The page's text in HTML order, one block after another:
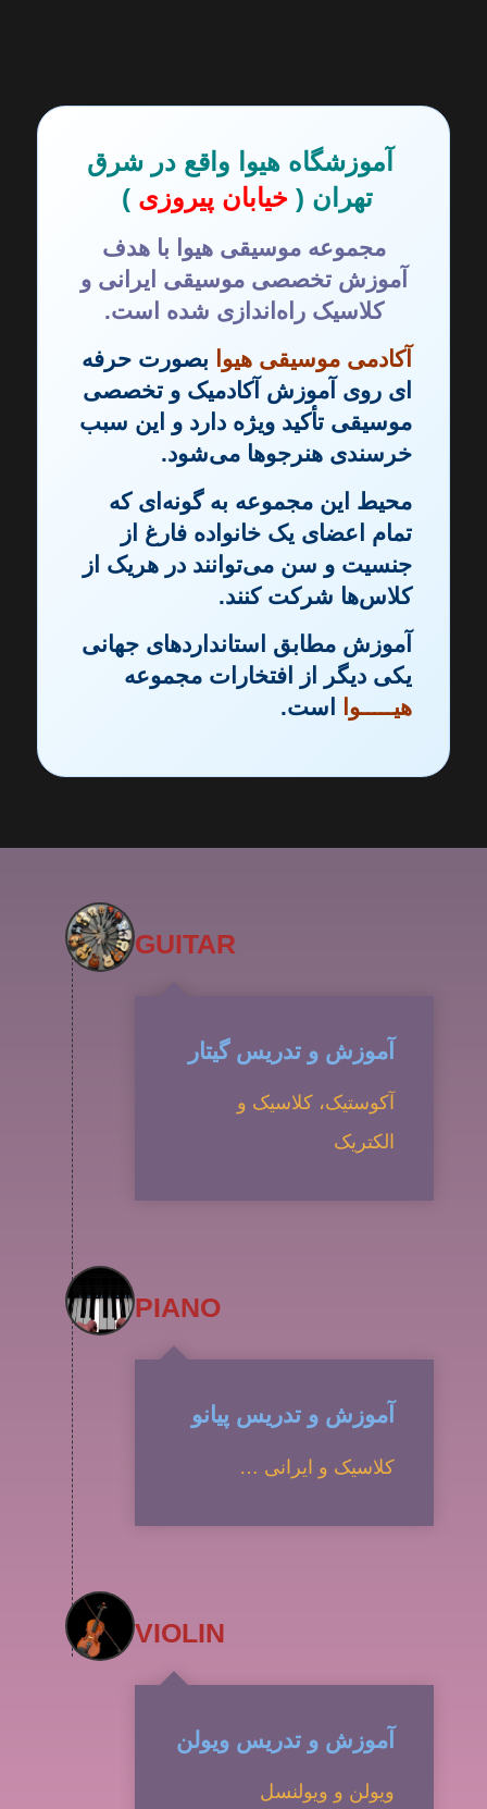
آموزشگاه هیوا واقع در شرق
تهران ( خیابان پیروزی )
مجموعه موسیقی هیوا با هدف
آموزش تخصصی موسیقی ایرانی و
کلاسیک راه‌اندازی شده است.
آکادمی موسیقی هیوا بصورت حرفه
ای روی آموزش آکادمیک و تخصصی
موسیقی تأکید ویژه دارد و این سبب
خرسندی هنرجوها می‌شود.
محیط این مجموعه به‌ گونه‌ای که
تمام اعضای یک خانواده فارغ از
جنسیت و سن می‌توانند در هریک از
کلاس‌ها شرکت کنند.
آموزش مطابق استانداردهای جهانی
یکی دیگر از افتخارات مجموعه
هیـــــوا
است.
GUITAR
آموزش و تدریس گیتار
آکوستیک، کلاسیک و
الکتریک
PIANO
آموزش و تدریس پیانو
کلاسیک و ایرانی …
VIOLIN
آموزش و تدریس ویولن
ویولن و ویولنسل